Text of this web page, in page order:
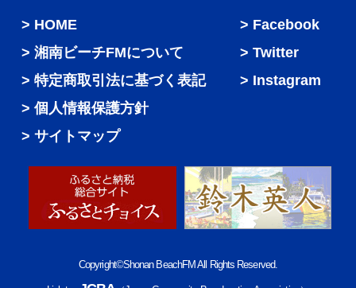
HOME
湘南ビーチFMについて
特定商取引法に基づく表記
個人情報保護方針
サイトマップ
Facebook
Twitter
Instagram
Copyright©Shonan BeachFM All Rights Reserved.